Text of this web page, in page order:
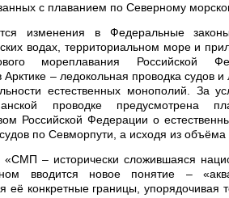
с плаванием по Северному
изменения в Федеральные
водах, территориальном море и
мореплавания Российской
– ледокольная проводка судов
естественных монополий. За
проводке предусмотрена
Российской Федерации о
по Севморпути, а исходя из объёма
«СМП – исторически сложившаяся
вводится новое понятие –
её конкретные границы,